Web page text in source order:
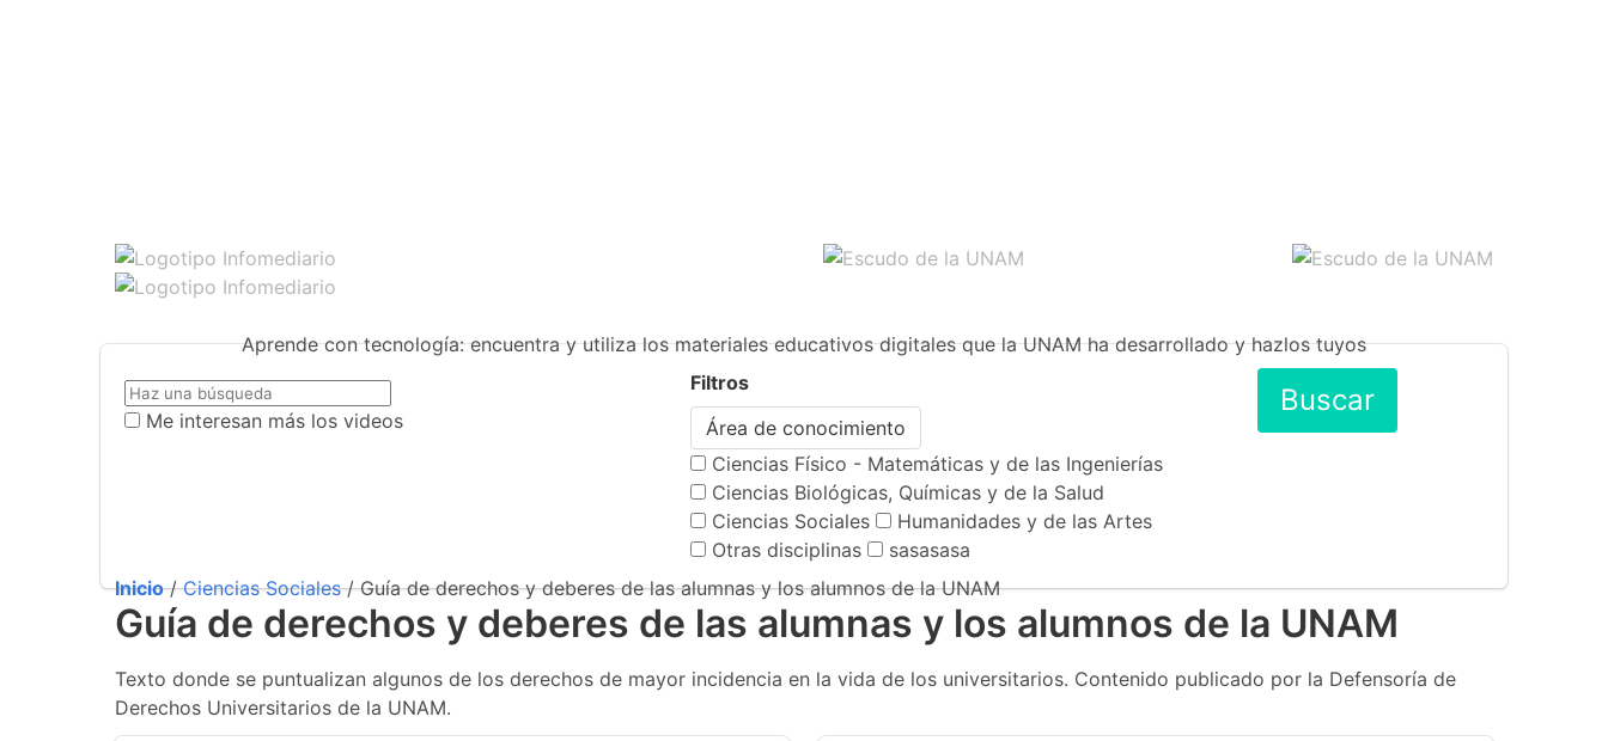
Aprende con tecnología: encuentra y utiliza los materiales educativos digitales que la UNAM ha desarrollado y hazlos tuyos
Me interesan más los videos
Filtros
Área de conocimiento
Ciencias Físico - Matemáticas y de las Ingenierías
Ciencias Biológicas, Químicas y de la Salud
Ciencias Sociales
Humanidades y de las Artes
Otras disciplinas
sasasasa
Buscar
Inicio/Ciencias Sociales/ Guía de derechos y deberes de las alumnas y los alumnos de la UNAM
Guía de derechos y deberes de las alumnas y los alumnos de la UNAM
Texto donde se puntualizan algunos de los derechos de mayor incidencia en la vida de los universitarios. Contenido publicado por la Defensoría de
Derechos Universitarios de la UNAM.